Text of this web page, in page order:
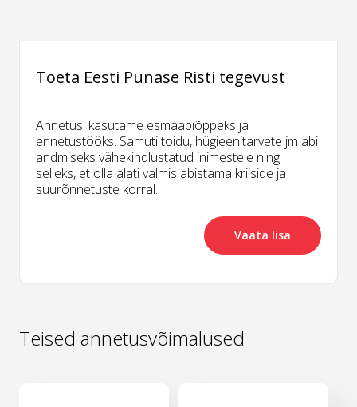
Toeta Eesti Punase Risti tegevust
Annetusi kasutame esmaabiõppeks ja
ennetustööks. Samuti toidu, hügieenitarvete jm abi
andmiseks vähekindlustatud inimestele ning
selleks, et olla alati valmis abistama kriiside ja
suurõnnetuste korral.
Vaata lisa
Teised annetusvõimalused